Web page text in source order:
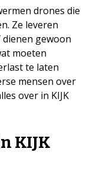
drones die
Ze leveren
gewoon
moeten
te laten
mensen over
over in KIJK
KIJK